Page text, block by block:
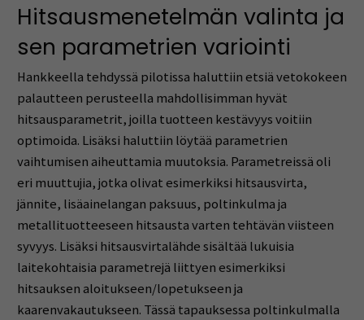
Hitsausmenetelmän valinta ja
sen parametrien variointi
Hankkeella tehdyssä pilotissa haluttiin etsiä vetokokeen
palautteen perusteella mahdollisimman hyvät
hitsausparametrit, joilla tuotteen kestävyys voitiin
optimoida. Lisäksi haluttiin löytää parametrien
vaihtumisen aiheuttamia muutoksia. Parametreissä oli
eri muuttujia, jotka olivat esimerkiksi hitsausvirta,
jännite, lisäainelangan paksuus, poltinkulma ja
metallituotteeseen hitsausta varten tehtävän viisteen
syvyys. Lisäksi hitsausvirtalähde sisältää lukuisia
laitekohtaisia parametrejä liittyen esimerkiksi
hitsauksen aloitukseen/lopetukseen ja
kaarenvakautukseen. Tässä tapauksessa poltinkulmalla